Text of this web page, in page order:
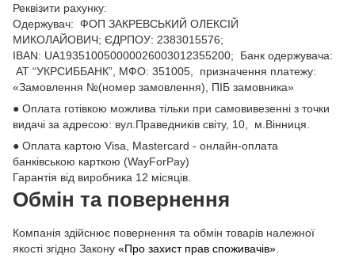
Реквізити рахунку:
Одержувач: ФОП ЗАКРЕВСЬКИЙ ОЛЕКСІЙ
МИКОЛАЙОВИЧ; ЄДРПОУ: 2383015576;
ІВАN: UA193510050000026003012355200; Банк одержувача:
АТ “УКРСИББАНК”, МФО: 351005, призначення платежу:
«Замовлення №(номер замовлення), ПІБ замовника»
● Оплата готівкою можлива тільки при самовивезенні з точки
видачі за адресою: вул.Праведників світу, 10, м.Вінниця.
● Оплата картою Visa, Mastercard - онлайн-оплата
банківською карткою (WayForPay)
Гарантія від виробника 12 місяців.
Обмін та повернення
Компанія здійснює повернення та обмін товарів належної
якості згідно Закону «Про захист прав споживачів»